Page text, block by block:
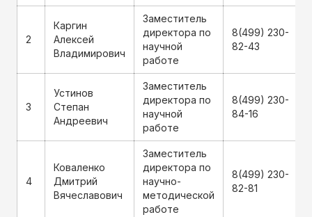
2
Каргин
Алексей
Владимирович
Заместитель
директора по
научной
работе
8(499) 230-
82-43
3
Устинов
Степан
Андреевич
Заместитель
директора по
научной
работе
8(499) 230-
84-16
4
Коваленко
Дмитрий
Вячеславович
Заместитель
директора по
научно-
методической
работе
8(499) 230-
82-81